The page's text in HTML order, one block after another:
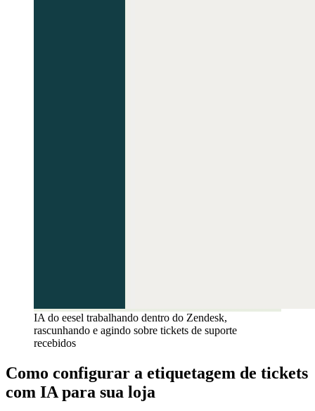
IA do eesel trabalhando dentro do Zendesk,
rascunhando e agindo sobre tickets de suporte
recebidos
Como configurar a etiquetagem de tickets
com IA para sua loja